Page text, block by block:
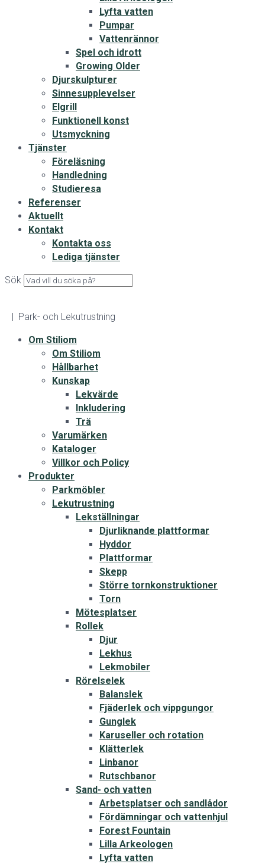
Lyfta vatten
Pumpar
Vattenrännor
Spel och idrott
Growing Older
Djurskulpturer
Sinnesupplevelser
Elgrill
Funktionell konst
Utsmyckning
Tjänster
Föreläsning
Handledning
Studieresa
Referenser
Aktuellt
Kontakt
Kontakta oss
Lediga tjänster
Sök
| Park- och Lekutrustning
Om Stiliom
Om Stiliom
Hållbarhet
Kunskap
Lekvärde
Inkludering
Trä
Varumärken
Kataloger
Villkor och Policy
Produkter
Parkmöbler
Lekutrustning
Lekställningar
Djurliknande plattformar
Hyddor
Plattformar
Skepp
Större tornkonstruktioner
Torn
Mötesplatser
Rollek
Djur
Lekhus
Lekmobiler
Rörelselek
Balanslek
Fjäderlek och vippgungor
Gunglek
Karuseller och rotation
Klätterlek
Linbanor
Rutschbanor
Sand- och vatten
Arbetsplatser och sandlådor
Fördämningar och vattenhjul
Forest Fountain
Lilla Arkeologen
Lyfta vatten